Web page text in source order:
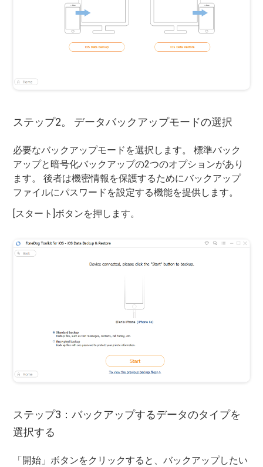
ステップ2。 データバックアップモードの選択
必要なバックアップモードを選択します。 標準バック
アップと暗号化バックアップの2つのオプションがあり
ます。 後者は機密情報を保護するためにバックアップ
ファイルにパスワードを設定する機能を提供します。
[スタート]ボタンを押します。
ステップ3：バックアップするデータのタイプを
選択する
「開始」ボタンをクリックすると、バックアップしたい